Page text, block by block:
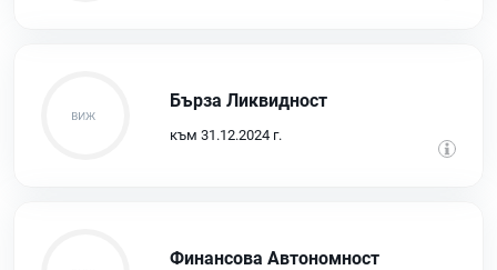
Бърза Ликвидност
към 31.12.2024 г.
Финансова Автономност